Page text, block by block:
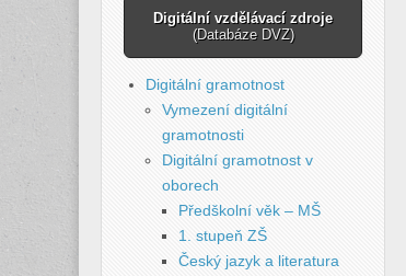
Digitální vzdělávací zdroje
(Databáze DVZ)
Digitální gramotnost
Vymezení digitální
gramotnosti
Digitální gramotnost v
oborech
Předškolní věk – MŠ
1. stupeň ZŠ
Český jazyk a literatura